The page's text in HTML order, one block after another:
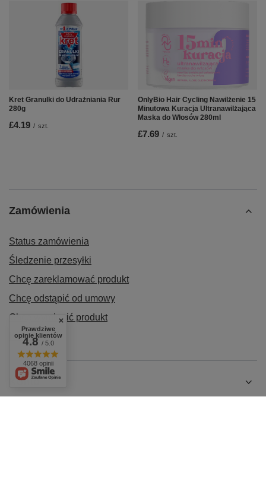
Kret Granulki do Udrażniania Rur
280g
£4.19 / szt.
OnlyBio Hair Cycling Nawilżenie 15
Minutowa Kuracja Ultranawilżająca
Maska do Włosów 280ml
£7.69 / szt.
Zamówienia
Status zamówienia
Śledzenie przesyłki
Chcę zareklamować produkt
Chcę odstąpić od umowy
Chcę wymienić produkt
Kontakt
Konto
Prawdziwe
opinie klientów
4.8/ 5.0
4068 opinii